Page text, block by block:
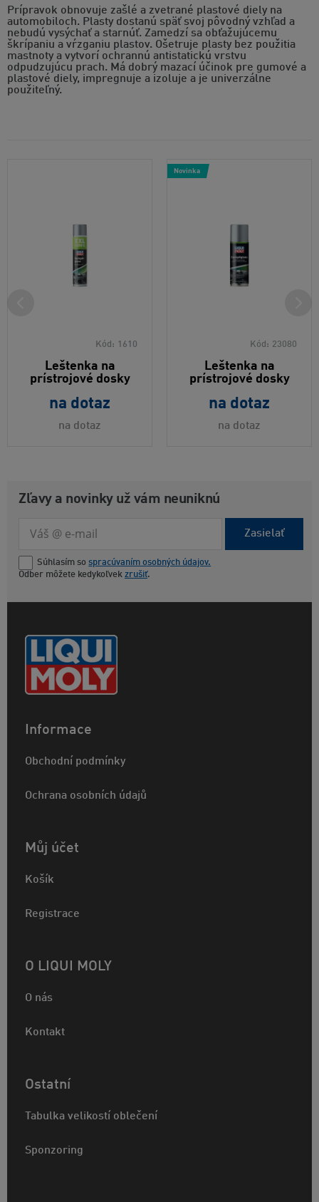
Prípravok obnovuje zašlé a zvetrané plastové diely na
automobiloch. Plasty dostanú späť svoj pôvodný vzhľad a
nebudú vysýchať a starnúť. Zamedzí sa obťažujúcemu
škrípaniu a vŕzganiu plastov. Ošetruje plasty bez použitia
mastnoty a vytvorí ochrannú antistatickú vrstvu
odpudzujúcu prach. Má dobrý mazací účinok pre gumové a
plastové diely, impregnuje a izoluje a je univerzálne
použiteľný.
Kód: 1610
Leštenka na
prístrojové dosky
na dotaz
na dotaz
Kód: 23080
Leštenka na
prístrojové dosky
na dotaz
na dotaz
Novinka
Zľavy a novinky už vám neuniknú
Zasielať
Súhlasím so spracúvaním osobných údajov.
Odber môžete kedykoľvek zrušiť.
Informace
Obchodní podmínky
Ochrana osobních údajů
Můj účet
Košík
Registrace
O LIQUI MOLY
O nás
Kontakt
Ostatní
Tabulka velikostí oblečení
Sponzoring